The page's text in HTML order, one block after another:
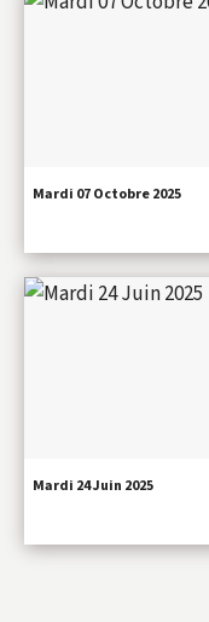
Mardi 07 Octobre 2025
Mardi 24 Juin 2025